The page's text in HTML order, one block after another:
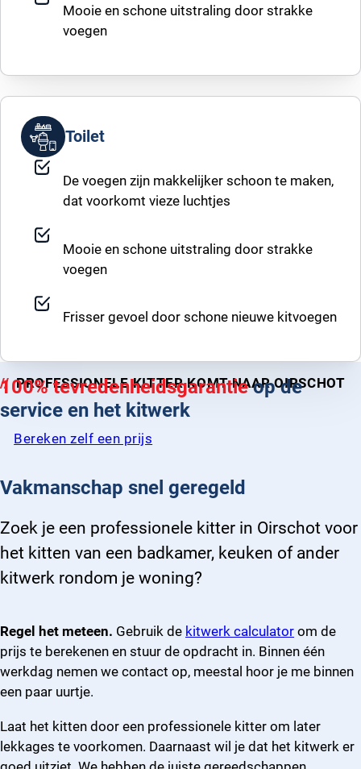
Mooie en schone uitstraling door strakke
voegen
Toilet
De voegen zijn makkelijker schoon te maken,
dat voorkomt vieze luchtjes
Mooie en schone uitstraling door strakke
voegen
Frisser gevoel door schone nieuwe kitvoegen
PROFESSIONELE KITTER KOMT NAAR OIRSCHOT
100% tevredenheidsgarantieop de
service en het kitwerk
Bereken zelf een prijs
Vakmanschap snel geregeld
Zoek je een professionele kitter in Oirschot voor
het kitten van een badkamer, keuken of ander
kitwerk rondom je woning?
Regel het meteen. Gebruik de kitwerk calculator om de
prijs te berekenen en stuur de opdracht in. Binnen één
werkdag nemen we contact op, meestal hoor je me binnen
een paar uurtje.
Laat het kitten door een professionele kitter om later
lekkages te voorkomen. Daarnaast wil je dat het kitwerk er